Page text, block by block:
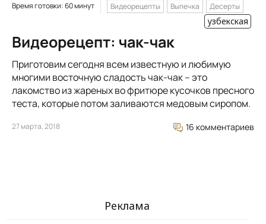
Время готовки: 60 минут Видеорецепты Выпечка Десерты
узбекская
Видеорецепт: чак-чак
Приготовим сегодня всем известную и любимую
многими восточную сладость чак-чак – это
лакомство из жареных во фритюре кусочков пресного
теста, которые потом заливаются медовым сиропом.
27 марта, 2018 16 комментариев
Реклама